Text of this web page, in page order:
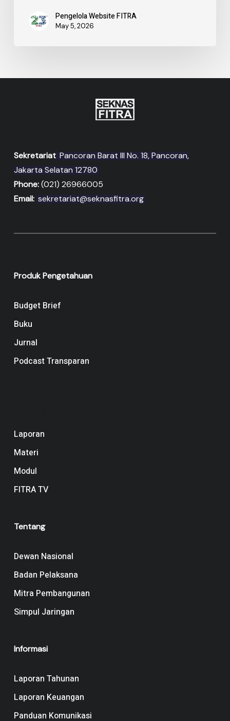
Pengelola Website FITRA
May 5, 2026
Sekretariat Pancoran Barat III No. 18, Pancoran,
Jakarta Selatan 12780
Phone:(021) 26966005
Email: sekretariat@seknasfitra.org
Produk Pengetahuan
Budget Brief
Buku
Jurnal
Podcast Transparan
Laporan
Materi
Modul
FITRA TV
Tentang
Dewan Nasional
Badan Pelaksana
Mitra Pembangunan
Simpul Jaringan
Informasi
Laporan Tahunan
Laporan Keuangan
Panduan Komunikasi